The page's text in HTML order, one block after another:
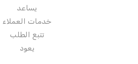
يساعد
خدمات العملاء
تتبع الطلب
يعود